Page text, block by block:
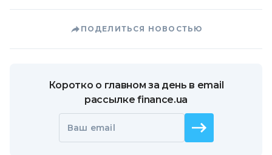
ПОДЕЛИТЬСЯ НОВОСТЬЮ
Коротко о главном за день в email
рассылке finance.ua
Ваш email